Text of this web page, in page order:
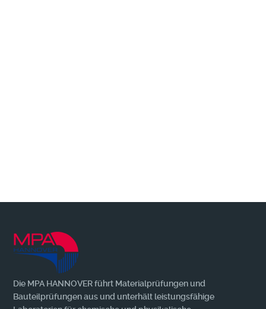
Die MPA HANNOVER führt Materialprüfungen und
Bauteilprüfungen aus und unterhält leistungsfähige